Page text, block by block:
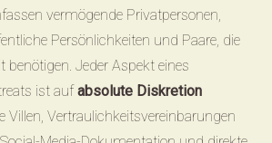
vermögende Privatpersonen,
Persönlichkeiten und Paare, die
benötigen. Jeder Aspekt eines
ist auf absolute Diskretion
Villen, Vertraulichkeitsvereinbarungen